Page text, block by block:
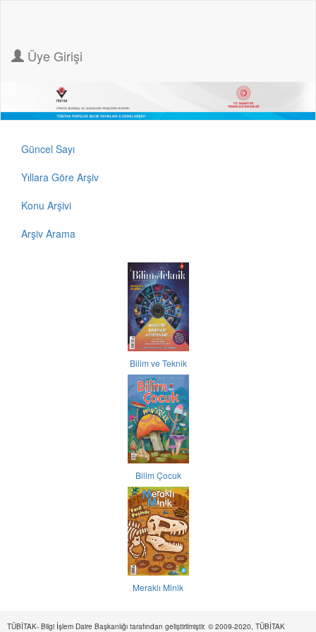
Üye Girişi
Güncel Sayı
Yıllara Göre Arşiv
Konu Arşivi
Arşiv Arama
Bilim ve Teknik
Bilim Çocuk
Meraklı Minik
TÜBİTAK- Bilgi İşlem Daire Başkanlığı tarafından geliştirilmiştir. © 2009-2020, TÜBİTAK